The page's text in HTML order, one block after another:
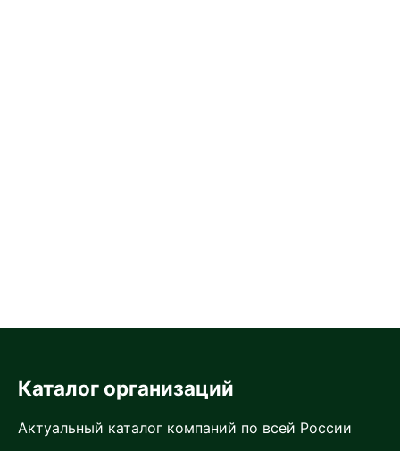
Каталог организаций
Актуальный каталог компаний по всей России